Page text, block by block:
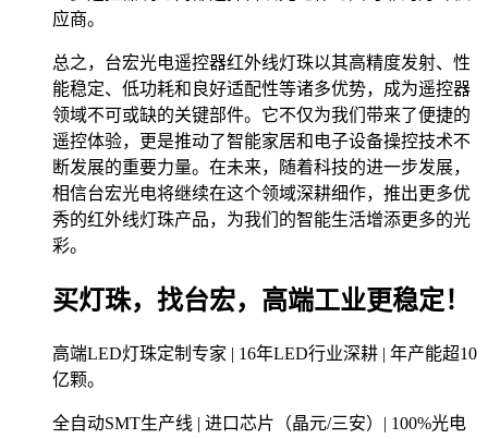
应商。
总之，台宏光电遥控器红外线灯珠以其高精度发射、性
能稳定、低功耗和良好适配性等诸多优势，成为遥控器
领域不可或缺的关键部件。它不仅为我们带来了便捷的
遥控体验，更是推动了智能家居和电子设备操控技术不
断发展的重要力量。在未来，随着科技的进一步发展，
相信台宏光电将继续在这个领域深耕细作，推出更多优
秀的红外线灯珠产品，为我们的智能生活增添更多的光
彩。
买灯珠，找台宏，高端工业更稳定！
高端LED灯珠定制专家 | 16年LED行业深耕 | 年产能超10
亿颗。
全自动SMT生产线 | 进口芯片（晶元/三安）| 100%光电